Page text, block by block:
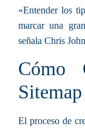
«Entender los
marcar una
señala Chris
Cómo
El proceso de